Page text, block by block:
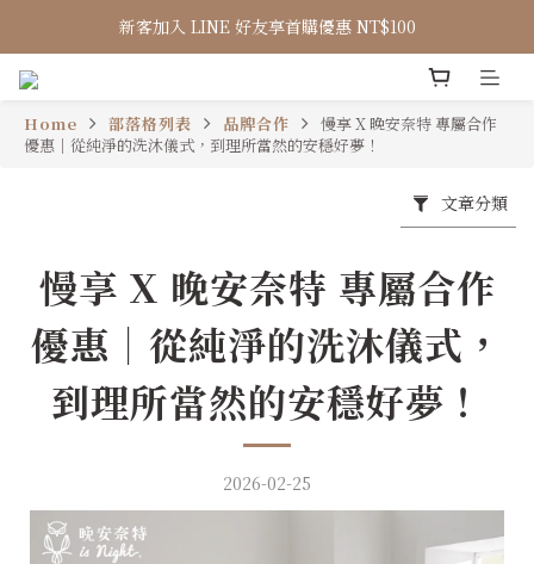
新客加入 LINE 好友享首購優惠 NT$100
Home 部落格列表 品牌合作
慢享 X 晚安奈特 專屬合作
優惠｜從純淨的洗沐儀式，到理所當然的安穩好夢！
文章分類
慢享 X 晚安奈特 專屬合作
優惠｜從純淨的洗沐儀式，
到理所當然的安穩好夢！
2026-02-25